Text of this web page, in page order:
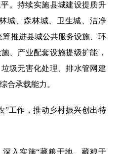
。持续实施县城建设提质升
城、森林城、卫生城、洁净
筹推进县城公共服务设施、环
、产业配套设施提级扩能，
圾无害化处理、排水管网建
合承载能力。
”工作，推动乡村振兴创出特
入实施“藏粮于地、藏粮于